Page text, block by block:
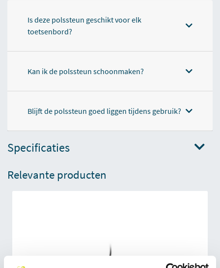
Is deze polssteun geschikt voor elk
toetsenbord?
Kan ik de polssteun schoonmaken?
Blijft de polssteun goed liggen tijdens gebruik?
Specificaties
Relevante producten